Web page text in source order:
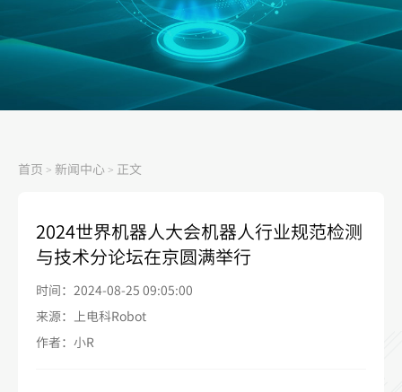
首页 > 新闻中心 > 正文
2024世界机器人大会机器人行业规范检测
与技术分论坛在京圆满举行
时间：2024-08-25 09:05:00
来源：上电科Robot
作者：小R